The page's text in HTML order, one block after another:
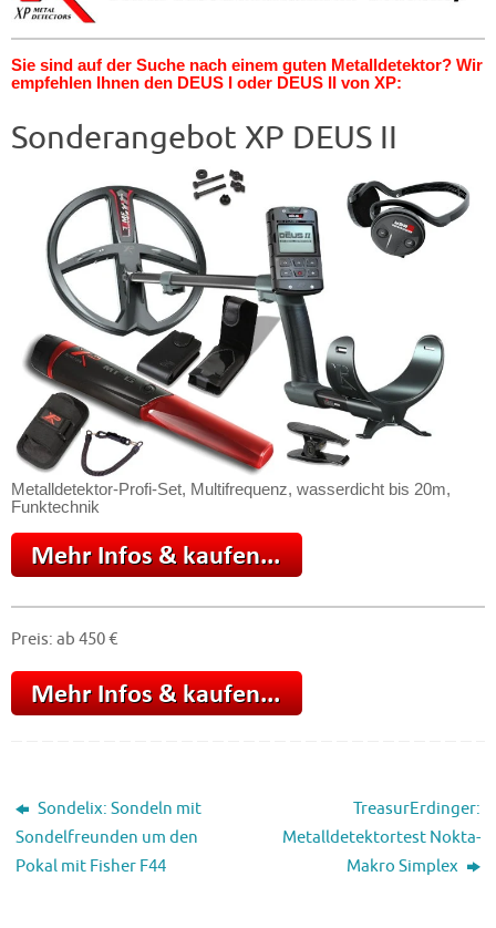
Sie sind auf der Suche nach einem guten Metalldetektor? Wir
empfehlen Ihnen den DEUS I oder DEUS II von XP:
Sonderangebot XP DEUS II
Metalldetektor-Profi-Set, Multifrequenz, wasserdicht bis 20m,
Funktechnik
Preis: ab 450 €
Sondelix: Sondeln mit
Sondelfreunden um den
Pokal mit Fisher F44
TreasurErdinger:
Metalldetektortest Nokta-
Makro Simplex